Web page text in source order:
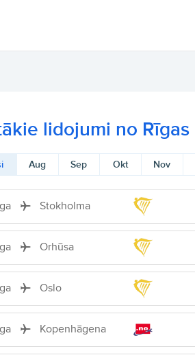
lidojumi no Rīgas
Aug Sep Okt Nov
Stokholma
Orhūsa
Oslo
Kopenhāgena